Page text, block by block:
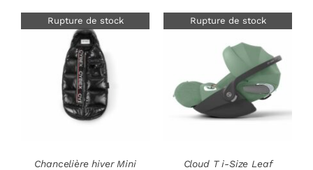
Rupture de stock
DÉTAILS
Chancelière hiver Mini
Rupture de stock
DÉTAILS
Cloud T i-Size Leaf